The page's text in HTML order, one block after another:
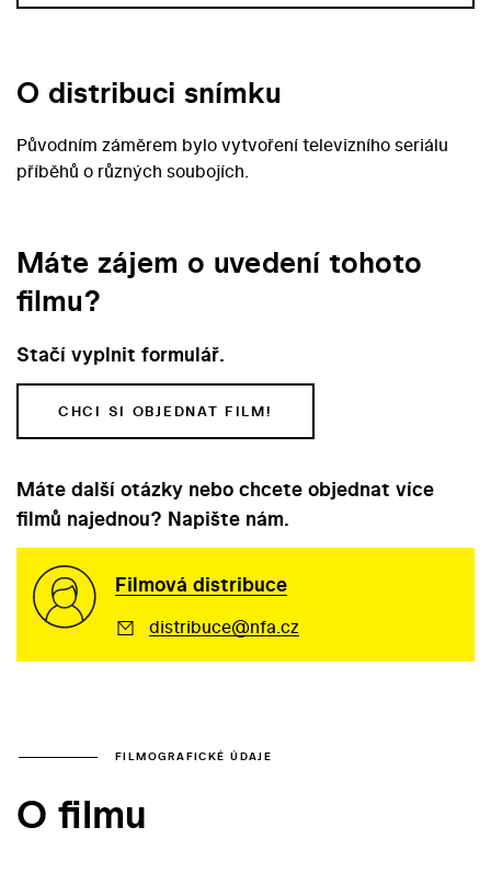
O distribuci snímku
Původním záměrem bylo vytvoření televizního seriálu
příběhů o různých soubojích.
Máte zájem o uvedení tohoto
filmu?
Stačí vyplnit formulář.
CHCI SI OBJEDNAT FILM!
Máte další otázky nebo chcete objednat více
filmů najednou? Napište nám.
Filmová distribuce
distribuce@nfa.cz
FILMOGRAFICKÉ ÚDAJE
O filmu